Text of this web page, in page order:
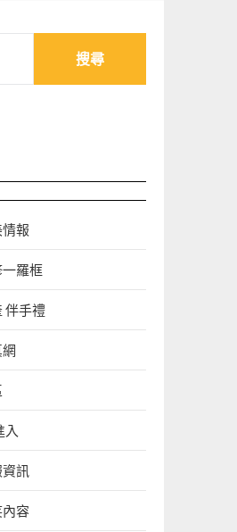
報
羅框
伴手禮
入
訊
容